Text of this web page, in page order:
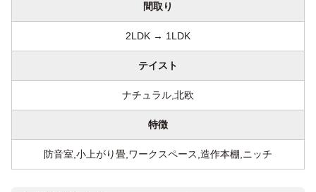
間取り
2LDK → 1LDK
テイスト
ナチュラル,北欧
特徴
防音室,小上がり畳,ワークスペース,造作本棚,ニッチ